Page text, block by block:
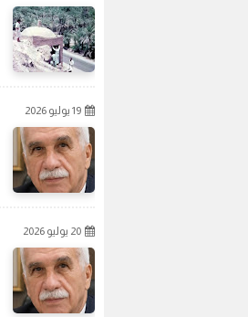
19 يوليو 2026
20 يوليو 2026